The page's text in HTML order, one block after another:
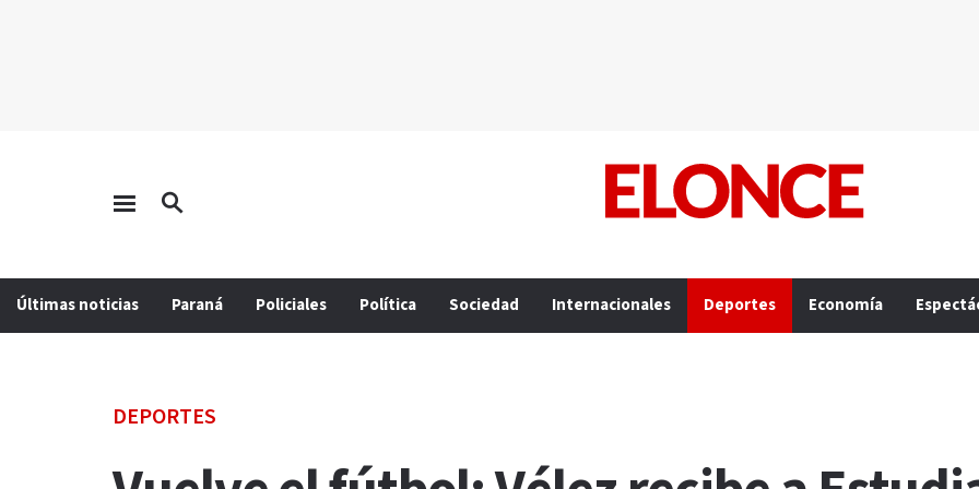
Últimas noticias Paraná Policiales Política Sociedad Internacionales Deportes Economía
DEPORTES